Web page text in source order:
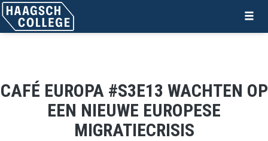
CAFÉ EUROPA #S3E13 WACHTEN OP
EEN NIEUWE EUROPESE
MIGRATIECRISIS